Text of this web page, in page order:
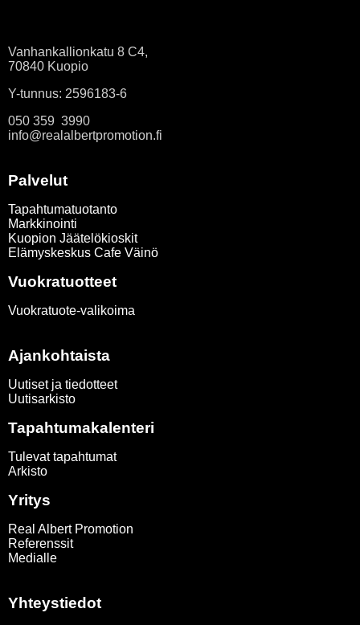
Vanhankallionkatu 8 C4,
70840 Kuopio
Y-tunnus: 2596183-6
050 359 3990
info@realalbertpromotion.fi
Palvelut
Tapahtumatuotanto
Markkinointi
Kuopion Jäätelökioskit
Elämyskeskus Cafe Väinö
Vuokratuotteet
Vuokratuote-valikoima
Ajankohtaista
Uutiset ja tiedotteet
Uutisarkisto
Tapahtumakalenteri
Tulevat tapahtumat
Arkisto
Yritys
Real Albert Promotion
Referenssit
Medialle
Yhteystiedot